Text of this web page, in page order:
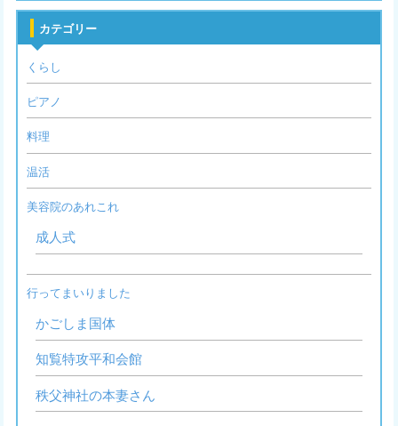
カテゴリー
くらし
ピアノ
料理
温活
美容院のあれこれ
成人式
行ってまいりました
かごしま国体
知覧特攻平和会館
秩父神社の本妻さん